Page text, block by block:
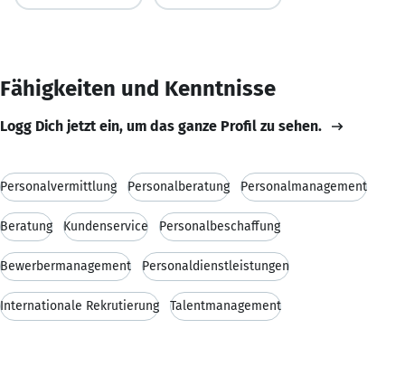
Fähigkeiten und Kenntnisse
Logg Dich jetzt ein, um das ganze Profil zu sehen.
Personalvermittlung Personalberatung Personalmanagement
Beratung Kundenservice Personalbeschaffung
Bewerbermanagement Personaldienstleistungen
Internationale Rekrutierung Talentmanagement